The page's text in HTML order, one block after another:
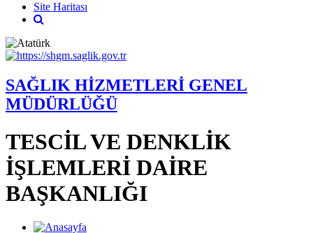
Site Haritası
SAĞLIK HİZMETLERİ GENEL
MÜDÜRLÜĞÜ
TESCİL VE DENKLİK
İŞLEMLERİ DAİRE
BAŞKANLIĞI